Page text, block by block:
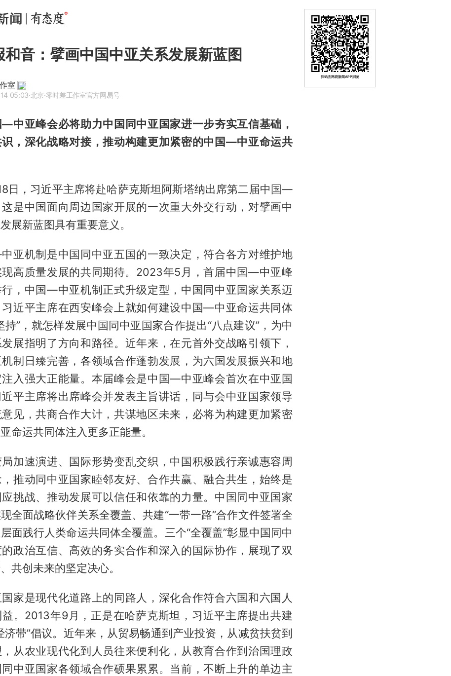
和音：擘画中国中亚关系发展新蓝图
室
05:03·北京·零时差工作室官方网易号
中亚峰会必将助力中国同中亚国家进一步夯实互信基础，
，深化战略对接，推动构建更加紧密的中国—中亚命运共
日，习近平主席将赴哈萨克斯坦阿斯塔纳出席第二届中国—
是中国面向周边国家开展的一次重大外交行动，对擘画中
展新蓝图具有重要意义。
亚机制是中国同中亚五国的一致决定，符合各方对维护地
现高质量发展的共同期待。2023年5月，首届中国—中亚峰
，中国—中亚机制正式升级定型，中国同中亚国家关系迈
习近平主席在西安峰会上就如何建设中国—中亚命运共同体
持”，就怎样发展中国同中亚国家合作提出“八点建议”，为中
展指明了方向和路径。近年来，在元首外交战略引领下，
制日臻完善，各领域合作蓬勃发展，为六国发展振兴和地
注入强大正能量。本届峰会是中国—中亚峰会首次在中亚国
平主席将出席峰会并发表主旨讲话，同与会中亚国家领导
见，共商合作大计，共谋地区未来，必将为构建更加紧密
命运共同体注入更多正能量。
加速演进、国际形势变乱交织，中国积极践行亲诚惠容周
推动同中亚国家睦邻友好、合作共赢、融合共生，始终是
挑战、推动发展可以信任和依靠的力量。中国同中亚国家
全面战略伙伴关系全覆盖、共建“一带一路”合作文件签署全
面践行人类命运共同体全覆盖。三个“全覆盖”彰显中国同中
政治互信、高效的务实合作和深入的国际协作，展现了双
共创未来的坚定决心。
家是现代化道路上的同路人，深化合作符合六国和六国人
益。2013年9月，正是在哈萨克斯坦，习近平主席提出共建
济带”倡议。近年来，从贸易畅通到产业投资，从减贫扶贫到
从农业现代化到人员往来便利化，从教育合作到治国理政
中亚国家各领域合作硕果累累。当前，不断上升的单边主
扫码去网易新闻APP浏览